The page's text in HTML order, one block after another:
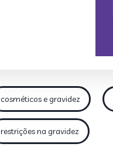
cosméticos e gravidez
restrições na gravidez